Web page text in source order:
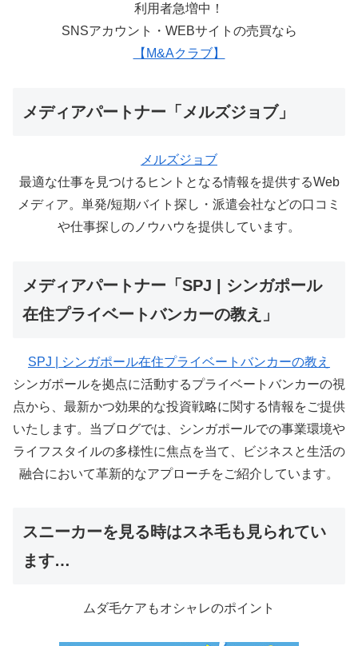
利用者急増中！
SNSアカウント・WEBサイトの売買なら
【M&Aクラブ】
メディアパートナー「メルズジョブ」
メルズジョブ
最適な仕事を見つけるヒントとなる情報を提供するWeb
メディア。単発/短期バイト探し・派遣会社などの口コミ
や仕事探しのノウハウを提供しています。
メディアパートナー「SPJ | シンガポール
在住プライベートバンカーの教え」
SPJ | シンガポール在住プライベートバンカーの教え
シンガポールを拠点に活動するプライベートバンカーの視
点から、最新かつ効果的な投資戦略に関する情報をご提供
いたします。当ブログでは、シンガポールでの事業環境や
ライフスタイルの多様性に焦点を当て、ビジネスと生活の
融合において革新的なアプローチをご紹介しています。
スニーカーを見る時はスネ毛も見られてい
ます…
ムダ毛ケアもオシャレのポイント